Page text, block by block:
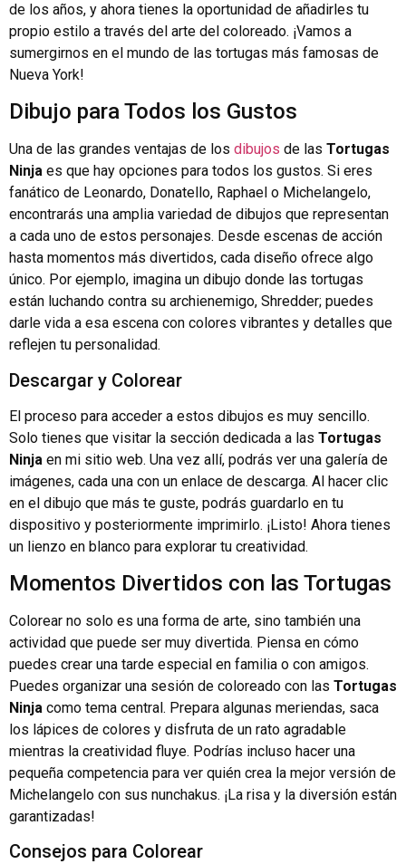
de los años, y ahora tienes la oportunidad de añadirles tu
propio estilo a través del arte del coloreado. ¡Vamos a
sumergirnos en el mundo de las tortugas más famosas de
Nueva York!
Dibujo para Todos los Gustos
Una de las grandes ventajas de los dibujos de las Tortugas
Ninja es que hay opciones para todos los gustos. Si eres
fanático de Leonardo, Donatello, Raphael o Michelangelo,
encontrarás una amplia variedad de dibujos que representan
a cada uno de estos personajes. Desde escenas de acción
hasta momentos más divertidos, cada diseño ofrece algo
único. Por ejemplo, imagina un dibujo donde las tortugas
están luchando contra su archienemigo, Shredder; puedes
darle vida a esa escena con colores vibrantes y detalles que
reflejen tu personalidad.
Descargar y Colorear
El proceso para acceder a estos dibujos es muy sencillo.
Solo tienes que visitar la sección dedicada a las Tortugas
Ninja en mi sitio web. Una vez allí, podrás ver una galería de
imágenes, cada una con un enlace de descarga. Al hacer clic
en el dibujo que más te guste, podrás guardarlo en tu
dispositivo y posteriormente imprimirlo. ¡Listo! Ahora tienes
un lienzo en blanco para explorar tu creatividad.
Momentos Divertidos con las Tortugas
Colorear no solo es una forma de arte, sino también una
actividad que puede ser muy divertida. Piensa en cómo
puedes crear una tarde especial en familia o con amigos.
Puedes organizar una sesión de coloreado con las Tortugas
Ninja como tema central. Prepara algunas meriendas, saca
los lápices de colores y disfruta de un rato agradable
mientras la creatividad fluye. Podrías incluso hacer una
pequeña competencia para ver quién crea la mejor versión de
Michelangelo con sus nunchakus. ¡La risa y la diversión están
garantizadas!
Consejos para Colorear